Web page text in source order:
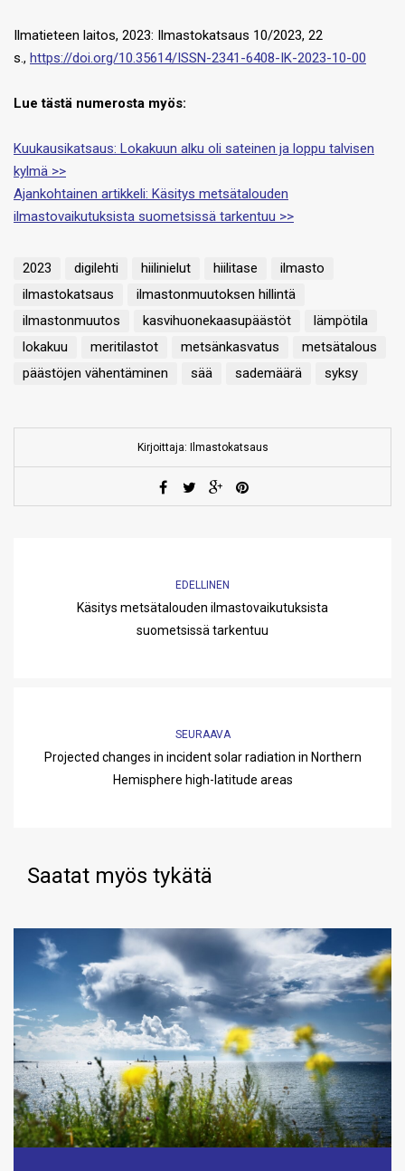
Ilmatieteen laitos, 2023: Ilmastokatsaus 10/2023, 22
s., https://doi.org/10.35614/ISSN-2341-6408-IK-2023-10-00
Lue tästä numerosta myös:
Kuukausikatsaus: Lokakuun alku oli sateinen ja loppu talvisen
kylmä >>
Ajankohtainen artikkeli: Käsitys metsätalouden
ilmastovaikutuksista suometsissä tarkentuu >>
2023 digilehti hiilinielut hiilitase
ilmasto
ilmastokatsaus
ilmastonmuutoksen hillintä
ilmastonmuutos
kasvihuonekaasupäästöt
lämpötila
lokakuu
meritilastot metsänkasvatus
metsätalous
päästöjen vähentäminen
sää sademäärä syksy
Kirjoittaja: Ilmastokatsaus
EDELLINEN
Käsitys metsätalouden ilmastovaikutuksista
suometsissä tarkentuu
SEURAAVA
Projected changes in incident solar radiation in Northern
Hemisphere high-latitude areas
Saatat myös tykätä